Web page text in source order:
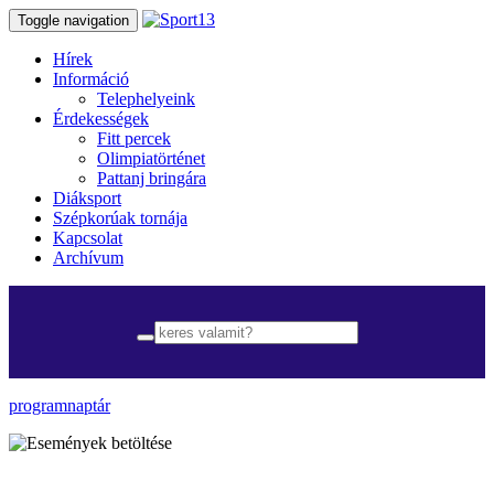
Toggle navigation
Hírek
Információ
Telephelyeink
Érdekességek
Fitt percek
Olimpiatörténet
Pattanj bringára
Diáksport
Szépkorúak tornája
Kapcsolat
Archívum
programnaptár